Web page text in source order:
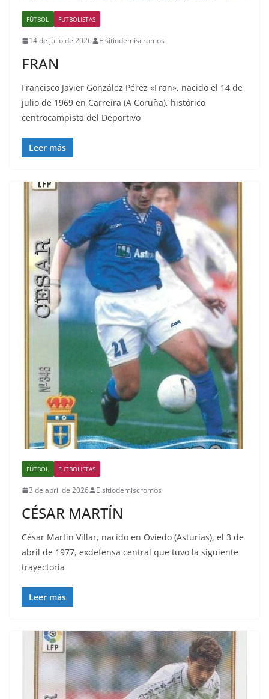
FÚTBOL FUTBOLISTAS
14 de julio de 2026 Elsitiodemiscromos
FRAN
Francisco Javier González Pérez «Fran», nacido el 14 de
julio de 1969 en Carreira (A Coruña), histórico
centrocampista del Deportivo
Leer más
FÚTBOL FUTBOLISTAS
3 de abril de 2026 Elsitiodemiscromos
CÉSAR MARTÍN
César Martín Villar, nacido en Oviedo (Asturias), el 3 de
abril de 1977, exdefensa central que tuvo la siguiente
trayectoria
Leer más